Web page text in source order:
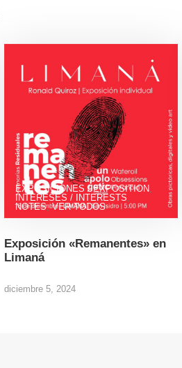
EXPOSICIONES / EXPOSITION,
INTERESES / INTERESTS
NOTES, VER TODOS
Exposición «Remanentes» en
Limaná
diciembre 5, 2024